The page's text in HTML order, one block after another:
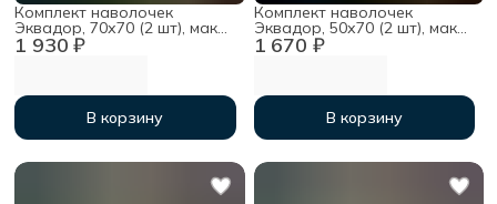
1 930 ₽
Комплект наволочек
Эквадор, 70х70 (2 шт), мако-
сатин
В корзину
1 670 ₽
Комплект наволочек
Эквадор, 50х70 (2 шт), мако-
сатин
В корзину